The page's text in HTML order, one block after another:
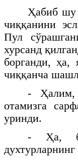
Ҳабиб шу
чиққанини
Пул
хурсанд
борганди, ҳа,
чиққанча
- Ҳалим,
отамизга
уринди.
- Ҳа,